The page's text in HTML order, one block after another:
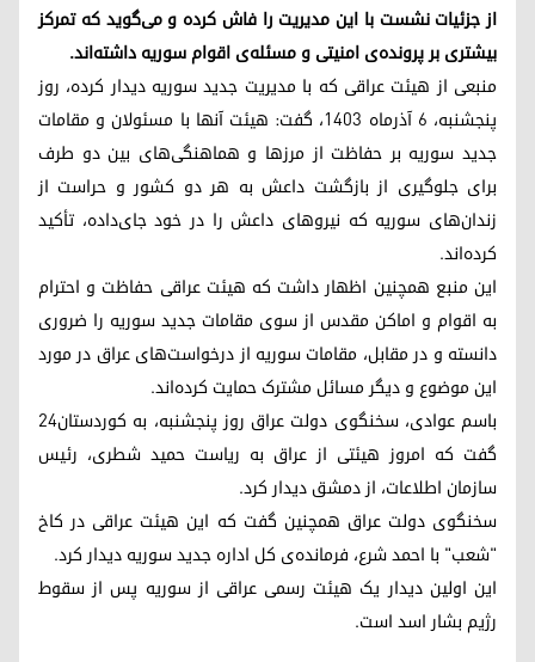
از جزئیات نشست با این مدیریت را فاش کرده و می‌گوید که تمرکز
بیشتری بر پرونده‌ی امنیتی و مسئله‌ی اقوام سوریه داشته‌اند.
منبعی از هیئت عراقی که با مدیریت جدید سوریه دیدار کرده، روز
پنجشنبه، ۶ آذرماه ۱۴۰۳، گفت: هیئت آنها با مسئولان و مقامات
جدید سوریه بر حفاظت از مرزها و هماهنگی‌های بین دو طرف
برای جلوگیری از بازگشت داعش به هر دو کشور و حراست از
زندان‌های سوریه که نیروهای داعش را در خود جای‌داده، تأکید
کرده‌اند.
این منبع همچنین اظهار داشت که هیئت عراقی حفاظت و احترام
به اقوام و اماکن مقدس از سوی مقامات جدید سوریه را ضروری
دانسته و در مقابل، مقامات سوریه از درخواست‌های عراق در مورد
این موضوع و دیگر مسائل مشترک حمایت کرده‌اند.
باسم عوادی، سخنگوی دولت عراق روز پنجشنبه، به کوردستان۲۴
گفت که امروز هیئتی از عراق به ریاست حمید شطری، رئیس
سازمان اطلاعات، از دمشق دیدار کرد.
سخنگوی دولت عراق همچنین گفت که این هیئت عراقی در کاخ
"شعب" با احمد شرع، فرمانده‌ی کل اداره جدید سوریه دیدار کرد.
این اولین دیدار یک هیئت رسمی عراقی از سوریه پس از سقوط
رژیم بشار اسد است.